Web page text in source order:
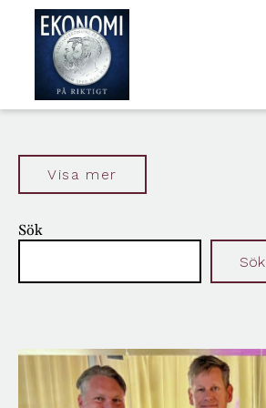
AVSNITT
OM
Visa mer
Sök
Sök
Senaste inläggen